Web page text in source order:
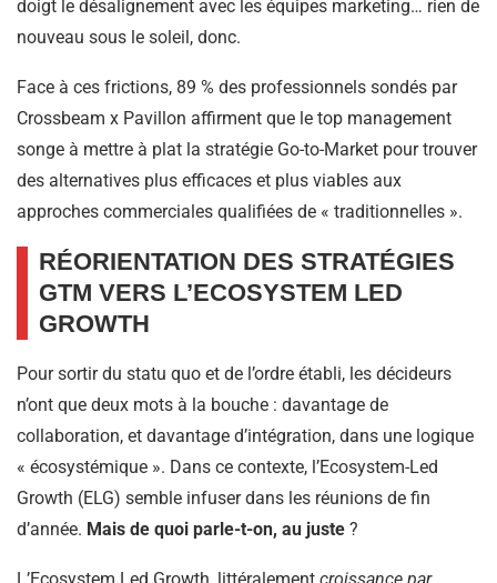
doigt le désalignement avec les équipes marketing… rien de
nouveau sous le soleil, donc.
Face à ces frictions, 89 % des professionnels sondés par
Crossbeam x Pavillon affirment que le top management
songe à mettre à plat la stratégie Go-to-Market pour trouver
des alternatives plus efficaces et plus viables aux
approches commerciales qualifiées de « traditionnelles ».
RÉORIENTATION DES STRATÉGIES
GTM VERS L’ECOSYSTEM LED
GROWTH
Pour sortir du statu quo et de l’ordre établi, les décideurs
n’ont que deux mots à la bouche : davantage de
collaboration, et davantage d’intégration, dans une logique
« écosystémique ». Dans ce contexte, l’Ecosystem-Led
Growth (ELG) semble infuser dans les réunions de fin
d’année. Mais de quoi parle-t-on, au juste ?